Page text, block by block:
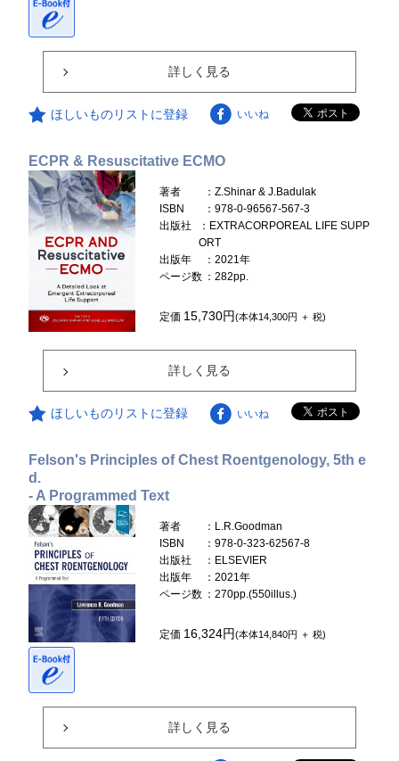
詳しく見る
ほしいものリストに登録 いいね
ECPR & Resuscitative ECMO
著者
：Z.Shinar & J.Badulak
ISBN
：978-0-96567-567-3
出版社
：EXTRACORPOREAL LIFE SUPP
ORT
出版年
：2021年
ページ数 ：282pp.
定価 15,730円(本体14,300円 ＋ 税)
詳しく見る
ほしいものリストに登録 いいね
Felson's Principles of Chest Roentgenology, 5th e
d.
- A Programmed Text
著者
：L.R.Goodman
ISBN
：978-0-323-62567-8
出版社
：ELSEVIER
出版年
：2021年
ページ数 ：270pp.(550illus.)
定価 16,324円(本体14,840円 ＋ 税)
詳しく見る